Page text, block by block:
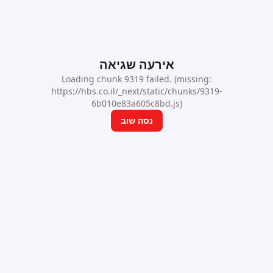
אירעה שגיאה
Loading chunk 9319 failed. (missing:
https://hbs.co.il/_next/static/chunks/9319-
6b010e83a605c8bd.js)